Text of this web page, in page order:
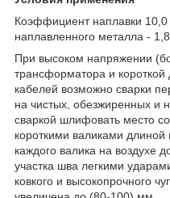
Коэффициент наплавки 10,0
наплавленного металла - 1,8
При высоком напряжении
трансформатора и короткой
кабелей возможно сварки
на чистых, обезжиренных и
сваркой шлифовать место
короткими валиками
каждого валика на воздухе
участка шва легкими
ковкого и высокопрочного